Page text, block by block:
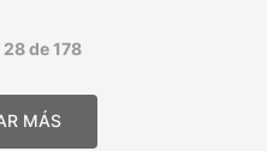
28 de 178